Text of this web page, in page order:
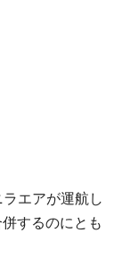
エアが運航し
するのにとも